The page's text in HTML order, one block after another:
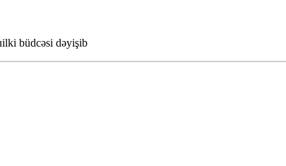
büdcəsi dəyişib